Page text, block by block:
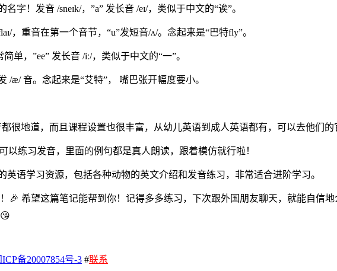
字！发音 /sneɪk/，”a” 发长音 /eɪ/，类似于中文的“诶”。
，重音在第一个音节，“u”发短音/ʌ/。念起来是“巴特fly”。
单，”ee” 发长音 /iː/，类似于中文的“一”。
/æ/ 音。念起来是“艾特”， 嘴巴张开幅度要小。
很地道，而且课程设置也很丰富，从幼儿英语到成人英语都有，可以去他们的
以练习发音，里面的例句都是真人朗读，跟着模仿就行啦！
英语学习资源，包括各种动物的英文介绍和发音练习，非常适合进阶学习。
🎉 希望这篇笔记能帮到你！记得多多练习，下次跟外国朋友聊天，就能自信
ICP备20007854号-3 #联系